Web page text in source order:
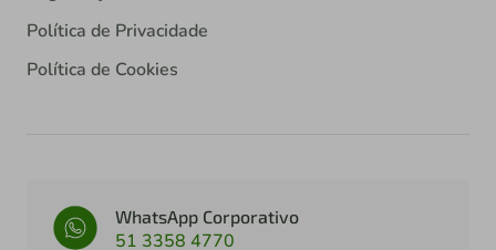
Política de Privacidade
Política de Cookies
WhatsApp Corporativo
51 3358 4770